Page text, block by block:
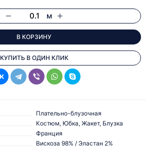
м
В КОРЗИНУ
КУПИТЬ В ОДИН КЛИК
Плательно-блузочная
Костюм, Юбка, Жакет, Блузка
Франция
Вискоза 98% / Эластан 2%